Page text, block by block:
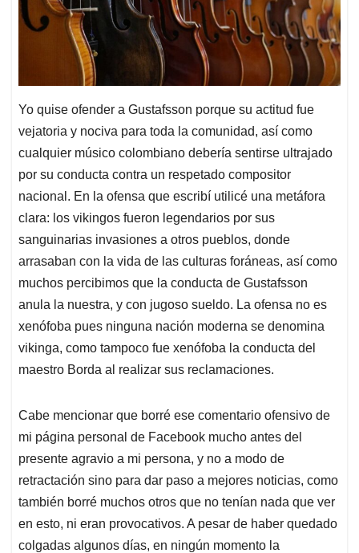
Yo quise ofender a Gustafsson porque su actitud fue
vejatoria y nociva para toda la comunidad, así como
cualquier músico colombiano debería sentirse ultrajado
por su conducta contra un respetado compositor
nacional. En la ofensa que escribí utilicé una metáfora
clara: los vikingos fueron legendarios por sus
sanguinarias invasiones a otros pueblos, donde
arrasaban con la vida de las culturas foráneas, así como
muchos percibimos que la conducta de Gustafsson
anula la nuestra, y con jugoso sueldo. La ofensa no es
xenófoba pues ninguna nación moderna se denomina
vikinga, como tampoco fue xenófoba la conducta del
maestro Borda al realizar sus reclamaciones.
Cabe mencionar que borré ese comentario ofensivo de
mi página personal de Facebook mucho antes del
presente agravio a mi persona, y no a modo de
retractación sino para dar paso a mejores noticias, como
también borré muchos otros que no tenían nada que ver
en esto, ni eran provocativos. A pesar de haber quedado
colgadas algunos días, en ningún momento la